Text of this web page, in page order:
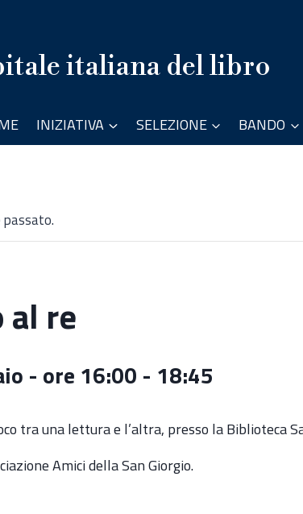
italiana del libro
INIZIATIVA SELEZIONE BANDO
al re
- ore 16:00 - 18:45
tra una lettura e l’altra, presso la Biblioteca
Amici della San Giorgio.